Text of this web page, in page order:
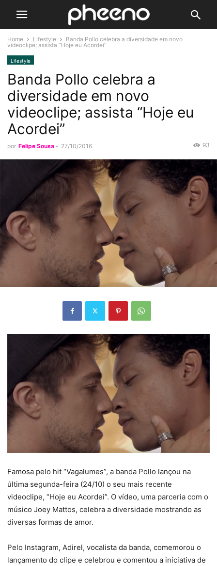
Home Lifestyle
Banda Pollo celebra a diversidade em novo
videoclipe; assista “Hoje eu Acordei”
Lifestyle
Banda Pollo celebra a
diversidade em novo
videoclipe; assista “Hoje eu
Acordei”
por Felipe Sousa - 27/10/2016 93
Famosa pelo hit “Vagalumes”, a banda Pollo lançou na
última segunda-feira (24/10) o seu mais recente
videoclipe, “Hoje eu Acordei”. O vídeo, uma parceria com o
músico Joey Mattos, celebra a diversidade mostrando as
diversas formas de amor.
Pelo Instagram, Adirel, vocalista da banda, comemorou o
lançamento do clipe e celebrou e comentou a iniciativa de